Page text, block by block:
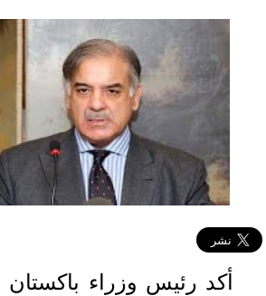
أكد رئيس وزراء